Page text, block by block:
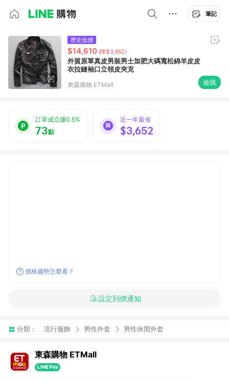
筆記
歷史低價
$14,610 (降$3,652)
外貿原單真皮男裝男士加肥大碼寬松綿羊皮皮
衣拉鏈袖口立領皮夾克
東森購物 ETMall 搶購
訂單成立賺0.5%
73點
近一年最省
$3,652
價格趨勢怎麼看？
設定到價通知
分類： 流行服飾 男性外套 男性休閒外套
東森購物 ETMall